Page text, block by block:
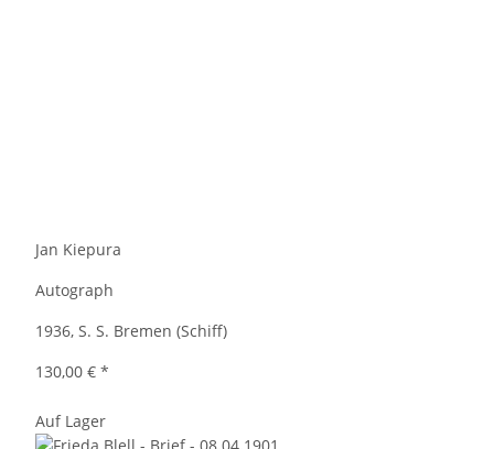
Jan Kiepura
Autograph
1936, S. S. Bremen (Schiff)
130,00 € *
Auf Lager